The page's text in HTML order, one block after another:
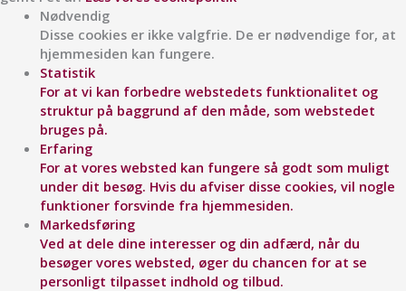
Nødvendig
Disse cookies er ikke valgfrie. De er nødvendige for, at
hjemmesiden kan fungere.
Statistik
For at vi kan forbedre webstedets funktionalitet og
struktur på baggrund af den måde, som webstedet
bruges på.
Erfaring
For at vores websted kan fungere så godt som muligt
under dit besøg. Hvis du afviser disse cookies, vil nogle
funktioner forsvinde fra hjemmesiden.
Markedsføring
Ved at dele dine interesser og din adfærd, når du
besøger vores websted, øger du chancen for at se
personligt tilpasset indhold og tilbud.